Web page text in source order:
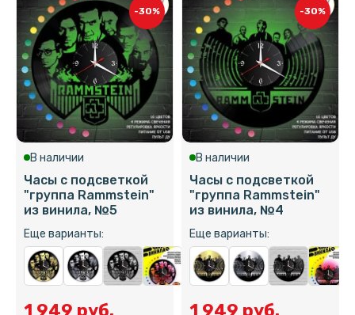
-30%
В наличии
Часы с подсветкой
"группа Rammstein"
из винила, №5
Еще варианты:
1 949 руб.
-30%
В наличии
Часы с подсветкой
"группа Rammstein"
из винила, №4
Еще варианты:
1 949 руб.